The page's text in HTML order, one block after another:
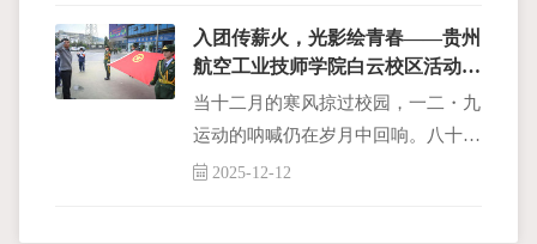
了一份《返校安全提示》
入团传薪火，光影绘青春——贵州
航空工业技师学院白云校区活动纪
实
当十二月的寒风掠过校园，一二・九
运动的呐喊仍在岁月中回响。八十余
年前，一群热血青年以赤子之心赴国
2025-12-12